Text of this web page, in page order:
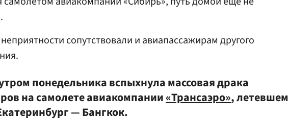
сопутствовали и авиапассажирам другого
понедельника вспыхнула массовая драка
на самолете авиакомпании«Трансаэро», летевшем
— Бангкок.